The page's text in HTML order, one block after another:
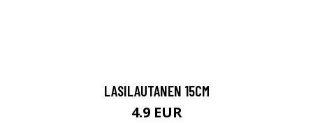
LASILAUTANEN 15CM
4.9 EUR